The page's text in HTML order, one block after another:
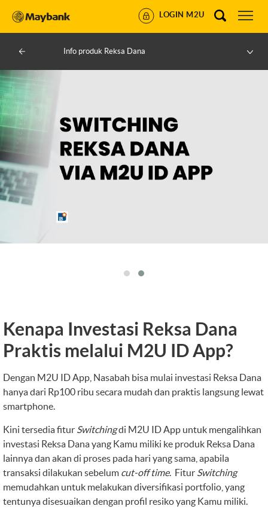
LOGIN M2U
Info produk Reksa Dana
Kenapa Investasi Reksa Dana
Praktis melalui M2U ID App?
Dengan M2U ID App, Nasabah bisa mulai investasi Reksa Dana
hanya dari Rp100 ribu secara mudah dan praktis langsung lewat
smartphone.
Kini tersedia fitur Switchingdi M2U ID App untuk mengalihkan
investasi Reksa Dana yang Kamu miliki ke produk Reksa Dana
lainnya dan akan di proses pada hari yang sama, apabila
transaksi dilakukan sebelum cut-off time. Fitur Switching
memudahkan untuk melakukan diversifikasi portfolio, yang
tentunya disesuaikan dengan profil resiko yang Kamu miliki.